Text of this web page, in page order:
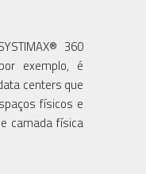
360
exemplo, é
centers que
físicos e
camada física